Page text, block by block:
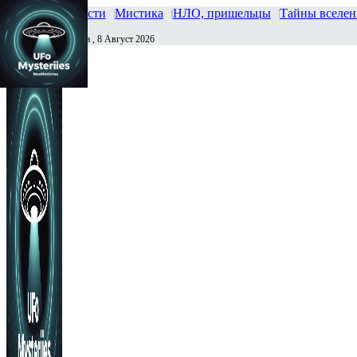
Главная Новости Мистика НЛО, пришельцы Тайны
Сегодня Суббота , 8 Август 2026